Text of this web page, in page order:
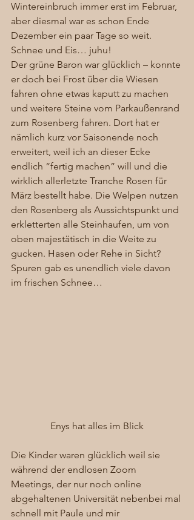
Wintereinbruch immer erst im Februar,
aber diesmal war es schon Ende
Dezember ein paar Tage so weit.
Schnee und Eis… juhu!
Der grüne Baron war glücklich – konnte
er doch bei Frost über die Wiesen
fahren ohne etwas kaputt zu machen
und weitere Steine vom Parkaußenrand
zum Rosenberg fahren. Dort hat er
nämlich kurz vor Saisonende noch
erweitert, weil ich an dieser Ecke
endlich “fertig machen” will und die
wirklich allerletzte Tranche Rosen für
März bestellt habe. Die Welpen nutzen
den Rosenberg als Aussichtspunkt und
erkletterten alle Steinhaufen, um von
oben majestätisch in die Weite zu
gucken. Hasen oder Rehe in Sicht?
Spuren gab es unendlich viele davon
im frischen Schnee…
Enys hat alles im Blick
Die Kinder waren glücklich weil sie
während der endlosen Zoom
Meetings, der nur noch online
abgehaltenen Universität nebenbei mal
schnell mit Paule und mir